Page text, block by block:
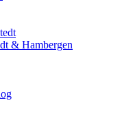
& Hambergen